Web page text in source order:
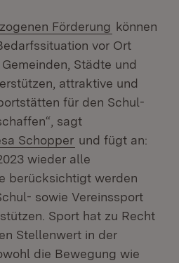
Förderung (Öffnet in
können
vor Ort
Städte und
attraktive und
für den Schul-
sagt
Schopper und fügt an:
wieder alle
berücksichtigt werden
sowie Vereinssport
Sport hat zu Recht
Stellenwert in der
die Bewegung wie